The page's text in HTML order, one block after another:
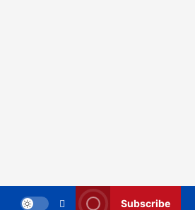
Subscribe